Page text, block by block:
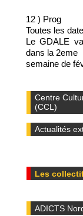
12 ) Prog
Toutes les
Le GDALE
dans la 2eme
semaine de
Centre
(CCL)
Actualités
Les
ADICTS